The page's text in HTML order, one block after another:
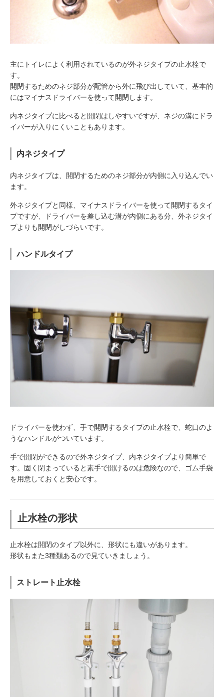
主にトイレによく利用されているのが外ネジタイプの止水栓で
す。
開閉するためのネジ部分が配管から外に飛び出していて、基本的
にはマイナスドライバーを使って開閉します。
内ネジタイプに比べると開閉はしやすいですが、ネジの溝にドラ
イバーが入りにくいこともあります。
内ネジタイプ
内ネジタイプは、開閉するためのネジ部分が内側に入り込んでい
ます。
外ネジタイプと同様、マイナスドライバーを使って開閉するタイ
プですが、ドライバーを差し込む溝が内側にある分、外ネジタイ
プよりも開閉がしづらいです。
ハンドルタイプ
ドライバーを使わず、手で開閉するタイプの止水栓で、蛇口のよ
うなハンドルがついています。
手で開閉ができるので外ネジタイプ、内ネジタイプより簡単で
す。固く閉まっていると素手で開けるのは危険なので、ゴム手袋
を用意しておくと安心です。
止水栓の形状
止水栓は開閉のタイプ以外に、形状にも違いがあります。
形状もまた3種類あるので見ていきましょう。
ストレート止水栓